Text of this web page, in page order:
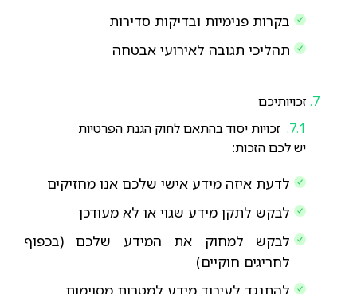
בקרות פנימיות ובדיקות סדירות
תהליכי תגובה לאירועי אבטחה
זכויותיכם
זכויות יסוד בהתאם לחוק הגנת הפרטיות
יש לכם הזכות:
לדעת איזה מידע אישי שלכם אנו מחזיקים
לבקש לתקן מידע שגוי או לא מעודכן
לבקש למחוק את המידע שלכם (בכפוף
לחריגים חוקיים)
להתנגד לעיבוד מידע למטרות מסוימות